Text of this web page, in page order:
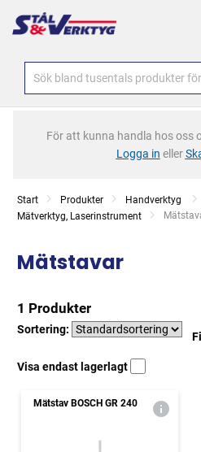
För att kunna handla hos oss
Logga in eller
Start Produkter
Handverktyg
Mätverktyg, Laserinstrument
Current:
Mätstavar
1 Produkter
Sortering:
Visa endast lagerlagt
Mätstav BOSCH GR 240